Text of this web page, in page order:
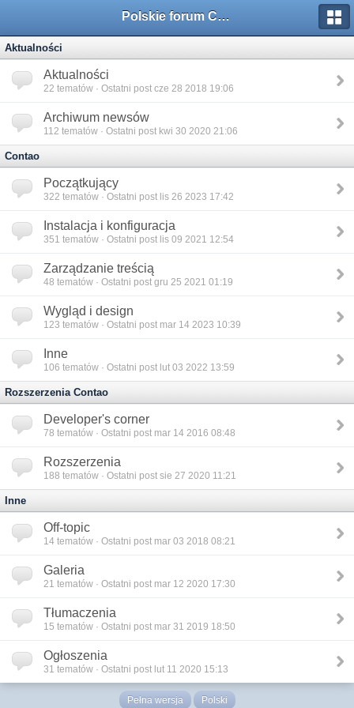
Polskie forum Contao
Aktualności
Aktualności
22 tematów · Ostatni post cze 28 2018 19:06
Archiwum newsów
112 tematów · Ostatni post kwi 30 2020 21:06
Contao
Początkujący
322 tematów · Ostatni post lis 26 2023 17:42
Instalacja i konfiguracja
351 tematów · Ostatni post lis 09 2021 12:54
Zarządzanie treścią
48 tematów · Ostatni post gru 25 2021 01:19
Wygląd i design
123 tematów · Ostatni post mar 14 2023 10:39
Inne
106 tematów · Ostatni post lut 03 2022 13:59
Rozszerzenia Contao
Developer's corner
78 tematów · Ostatni post mar 14 2016 08:48
Rozszerzenia
188 tematów · Ostatni post sie 27 2020 11:21
Inne
Off-topic
14 tematów · Ostatni post mar 03 2018 08:21
Galeria
21 tematów · Ostatni post mar 12 2020 17:30
Tłumaczenia
15 tematów · Ostatni post mar 31 2019 18:50
Ogłoszenia
31 tematów · Ostatni post lut 11 2020 15:13
Pełna wersja Polski